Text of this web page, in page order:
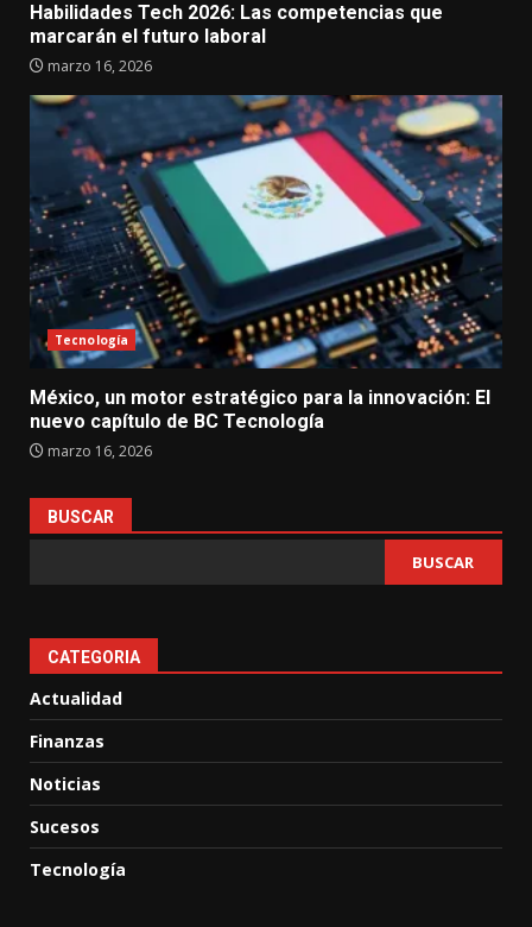
Habilidades Tech 2026: Las competencias que
marcarán el futuro laboral
marzo 16, 2026
Tecnología
México, un motor estratégico para la innovación: El
nuevo capítulo de BC Tecnología
marzo 16, 2026
BUSCAR
BUSCAR
CATEGORIA
Actualidad
Finanzas
Noticias
Sucesos
Tecnología